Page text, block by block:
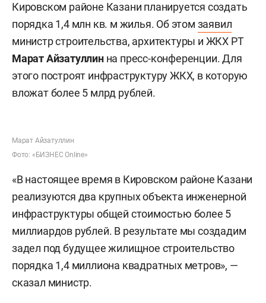
Кировском районе Казани планируется создать
порядка 1,4 млн кв. м жилья. Об этом заявил
министр строительства, архитектуры и ЖКХ РТ
Марат Айзатуллинна пресс-конференции. Для
этого построят инфраструктуру ЖКХ, в которую
вложат более 5 млрд рублей.
Марат Айзатуллин
Фото: «БИЗНЕС Online»
«В настоящее время в Кировском районе Казани
реализуются два крупных объекта инженерной
инфраструктуры общей стоимостью более 5
миллиардов рублей. В результате мы создадим
задел под будущее жилищное строительство
порядка 1,4 миллиона квадратных метров», —
сказал министр.